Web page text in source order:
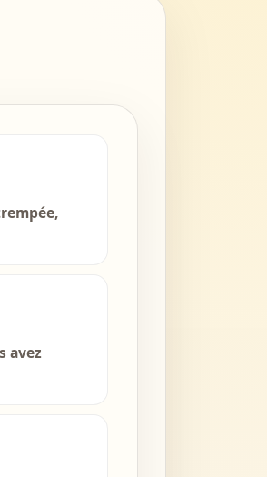
avez